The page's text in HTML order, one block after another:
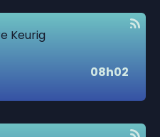
Keurig
08h02